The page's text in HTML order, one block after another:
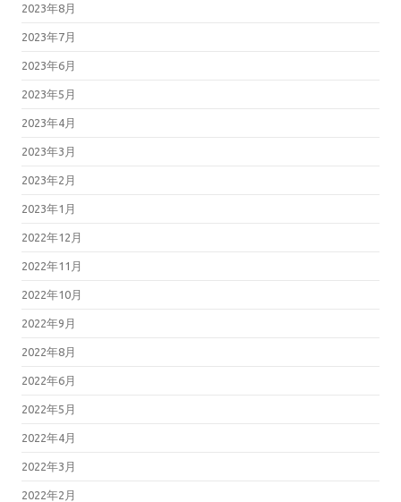
2023年8月
2023年7月
2023年6月
2023年5月
2023年4月
2023年3月
2023年2月
2023年1月
2022年12月
2022年11月
2022年10月
2022年9月
2022年8月
2022年6月
2022年5月
2022年4月
2022年3月
2022年2月